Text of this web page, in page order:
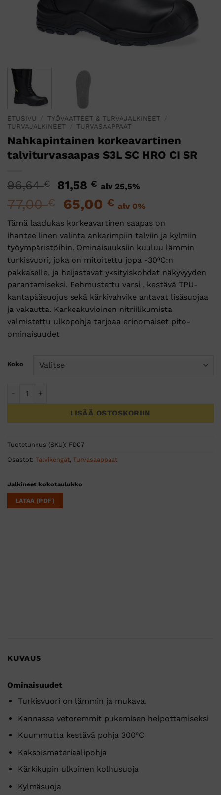
ETUSIVU TYÖVAATTEET & TURVAJALKINEET
TURVAJALKINEET
TURVASAAPPAAT
Nahkapintainen korkeavartinen
talviturvasaapas S3L SC HRO CI SR
96,64€
Alkuperäinen
hinta
oli:
96,64 €.
81,58€ Nykyinen
hinta
on:
81,58 €.
alv 25,5%
77,00€
Alkuperäinen
hinta
oli:
77,00 €.
65,00 €Nykyinen
on:
65,00 €.
alv 0%
Tämä laadukas korkeavartinen saapas on
ihanteellinen valinta ankarimpiin talviin ja kylmiin
työympäristöihin. Ominaisuuksiin kuuluu lämmin
turkisvuori, joka on mitoitettu jopa -30ºC:n
pakkaselle, ja heijastavat yksityiskohdat näkyvyyden
parantamiseksi. Pehmustettu varsi , kestävä TPU-
kantapääsuojus sekä kärkivahvike antavat lisäsuojaa
ja vakautta. Karkeakuvioinen nitriilikumista
valmistettu ulkopohja tarjoaa erinomaiset pito-
ominaisuudet
Koko
LISÄÄ OSTOSKORIIN
Tuotetunnus (SKU): FD07
Osastot: Talvikengät, Turvasaappaat
Jalkineet kokotaulukko
LATAA (PDF)
KUVAUS
Ominaisuudet
Turkisvuori on lämmin ja mukava.
Kannassa vetoremmit pukemisen helpottamiseksi
Kuummutta kestävä pohja 300ºC
Kaksoismateriaalipohja
Kärkikupin ulkoinen kolhusuoja
Kylmäsuoja